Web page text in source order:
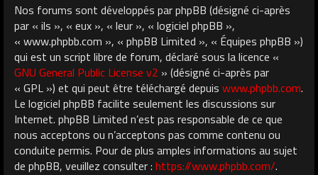
Nos forums sont développés par phpBB (désigné ci-après
par « ils », « eux », « leur », « logiciel phpBB »,
« www.phpbb.com », « phpBB Limited », « Équipes phpBB »)
qui est un script libre de forum, déclaré sous la licence «
GNU General Public License v2 » (désigné ci-après par
« GPL ») et qui peut être téléchargé depuis www.phpbb.com.
Le logiciel phpBB facilite seulement les discussions sur
Internet. phpBB Limited n’est pas responsable de ce que
nous acceptons ou n’acceptons pas comme contenu ou
conduite permis. Pour de plus amples informations au sujet
de phpBB, veuillez consulter : https://www.phpbb.com/.